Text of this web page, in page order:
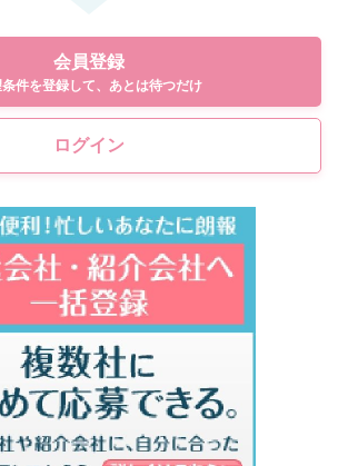
会員登録
件を登録して、あとは待つだけ
ログイン